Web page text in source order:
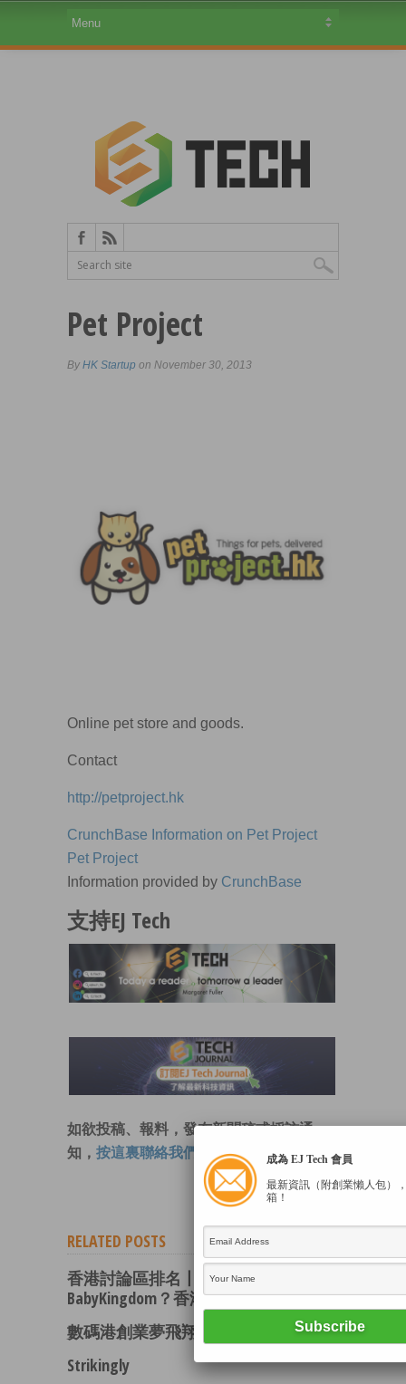
Pet Project
By HK Startup on November 30, 2013
Online pet store and goods.
Contact
http://petproject.hk
CrunchBase Information on Pet Project
Pet Project
Information provided by CrunchBase
支持EJ Tech
如欲投稿、報料，發布新聞稿或採訪通
知， 按這裏聯絡我們
RELATED POSTS
香港討論區排名丨連登輸給
BabyKingdom？香港論壇月瀏覽量驚人
數碼港創業夢飛翔(方保僑)
Strikingly
成為 EJ Tech 會員
最新資訊（附創業懶人包）
箱！